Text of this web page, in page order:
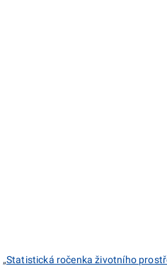
Statistická ročenka životního